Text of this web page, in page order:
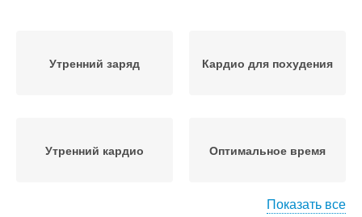
Утренний заряд Кардио для похудения
Утренний кардио Оптимальное время
Показать все